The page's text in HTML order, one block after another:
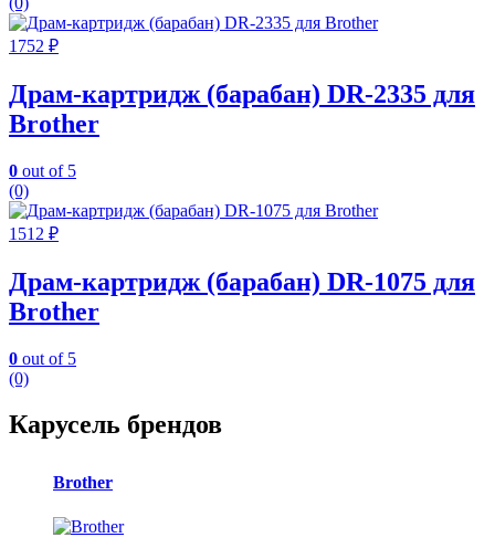
1752 ₽
Драм-картридж (барабан) DR-2335 для
Brother
0 out of 5
(0)
1512 ₽
Драм-картридж (барабан) DR-1075 для
Brother
0 out of 5
(0)
Карусель брендов
Brother